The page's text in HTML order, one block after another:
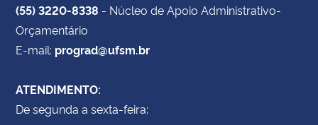
(55) 3220-8338 - Núcleo de Apoio Administrativo-
Orçamentário
E-mail: prograd@ufsm.br
ATENDIMENTO:
De segunda a sexta-feira: